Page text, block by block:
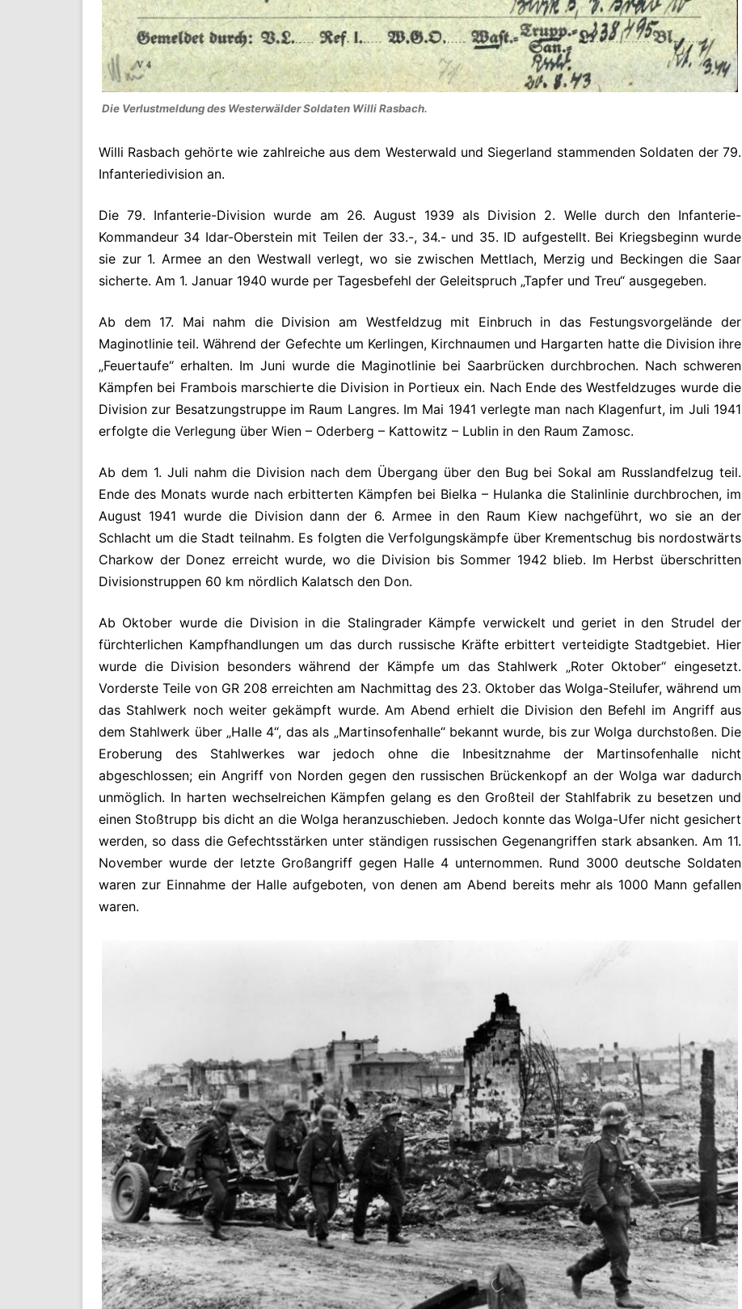
Die Verlustmeldung des Westerwälder Soldaten Willi Rasbach.
Willi Rasbach gehörte wie zahlreiche aus dem Westerwald und Siegerland stammenden Soldaten der 79.
Infanteriedivision an.
Die 79. Infanterie-Division wurde am 26. August 1939 als Division 2. Welle durch den Infanterie-
Kommandeur 34 Idar-Oberstein mit Teilen der 33.-, 34.- und 35. ID aufgestellt. Bei Kriegsbeginn wurde
sie zur 1. Armee an den Westwall verlegt, wo sie zwischen Mettlach, Merzig und Beckingen die Saar
sicherte. Am 1. Januar 1940 wurde per Tagesbefehl der Geleitspruch „Tapfer und Treu“ ausgegeben.
Ab dem 17. Mai nahm die Division am Westfeldzug mit Einbruch in das Festungsvorgelände der
Maginotlinie teil. Während der Gefechte um Kerlingen, Kirchnaumen und Hargarten hatte die Division ihre
„Feuertaufe“ erhalten. Im Juni wurde die Maginotlinie bei Saarbrücken durchbrochen. Nach schweren
Kämpfen bei Frambois marschierte die Division in Portieux ein. Nach Ende des Westfeldzuges wurde die
Division zur Besatzungstruppe im Raum Langres. Im Mai 1941 verlegte man nach Klagenfurt, im Juli 1941
erfolgte die Verlegung über Wien – Oderberg – Kattowitz – Lublin in den Raum Zamosc.
Ab dem 1. Juli nahm die Division nach dem Übergang über den Bug bei Sokal am Russlandfelzug teil.
Ende des Monats wurde nach erbitterten Kämpfen bei Bielka – Hulanka die Stalinlinie durchbrochen, im
August 1941 wurde die Division dann der 6. Armee in den Raum Kiew nachgeführt, wo sie an der
Schlacht um die Stadt teilnahm. Es folgten die Verfolgungskämpfe über Krementschug bis nordostwärts
Charkow der Donez erreicht wurde, wo die Division bis Sommer 1942 blieb. Im Herbst überschritten
Divisionstruppen 60 km nördlich Kalatsch den Don.
Ab Oktober wurde die Division in die Stalingrader Kämpfe verwickelt und geriet in den Strudel der
fürchterlichen Kampfhandlungen um das durch russische Kräfte erbittert verteidigte Stadtgebiet. Hier
wurde die Division besonders während der Kämpfe um das Stahlwerk „Roter Oktober“ eingesetzt.
Vorderste Teile von GR 208 erreichten am Nachmittag des 23. Oktober das Wolga-Steilufer, während um
das Stahlwerk noch weiter gekämpft wurde. Am Abend erhielt die Division den Befehl im Angriff aus
dem Stahlwerk über „Halle 4“, das als „Martinsofenhalle“ bekannt wurde, bis zur Wolga durchstoßen. Die
Eroberung des Stahlwerkes war jedoch ohne die Inbesitznahme der Martinsofenhalle nicht
abgeschlossen; ein Angriff von Norden gegen den russischen Brückenkopf an der Wolga war dadurch
unmöglich. In harten wechselreichen Kämpfen gelang es den Großteil der Stahlfabrik zu besetzen und
einen Stoßtrupp bis dicht an die Wolga heranzuschieben. Jedoch konnte das Wolga-Ufer nicht gesichert
werden, so dass die Gefechtsstärken unter ständigen russischen Gegenangriffen stark absanken. Am 11.
November wurde der letzte Großangriff gegen Halle 4 unternommen. Rund 3000 deutsche Soldaten
waren zur Einnahme der Halle aufgeboten, von denen am Abend bereits mehr als 1000 Mann gefallen
waren.